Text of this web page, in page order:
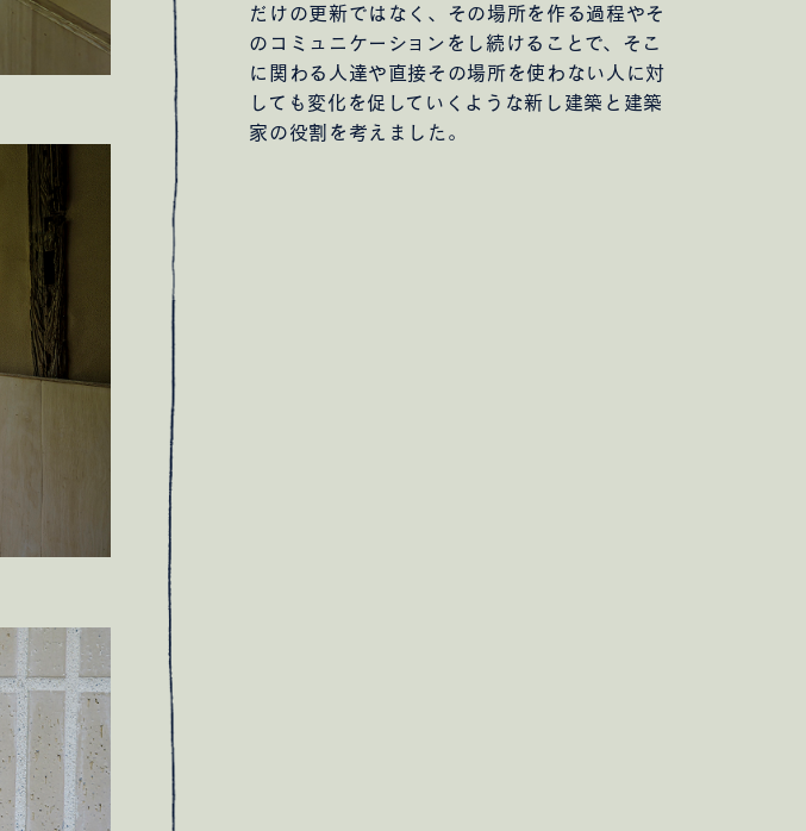
だけの更新ではなく、その場所を作る過程やそ
のコミュニケーションをし続けることで、そこ
に関わる人達や直接その場所を使わない人に対
しても変化を促していくような新し建築と建築
家の役割を考えました。